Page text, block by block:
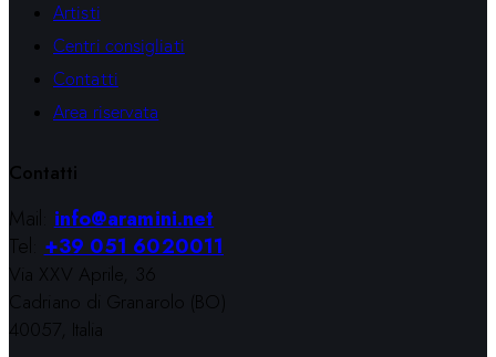
Artisti
Centri consigliati
Contatti
Area riservata
Contatti
Mail:info@aramini.net
Tel:+39 051 6020011
Via XXV Aprile, 36
Cadriano di Granarolo (BO)
40057, Italia